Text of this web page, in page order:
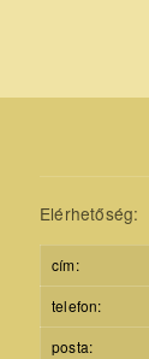
Elérhetőség:
cím:
telefon:
posta: